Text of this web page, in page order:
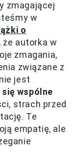
zmagającej
w
o
że autorka w
zmagania,
związane z
jest
wspólne
strach przed
Te
empatię, ale